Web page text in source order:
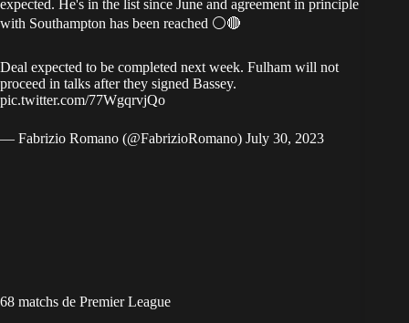
expected. He's in the list since June and agreement in principle
with Southampton has been reached ⚪️🔴
Deal expected to be completed next week. Fulham will not
proceed in talks after they signed Bassey.
pic.twitter.com/77WgqrvjQo
— Fabrizio Romano (@FabrizioRomano) July 30, 2023
68 matchs de Premier League